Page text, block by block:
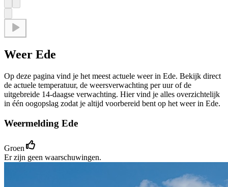
Weer Ede
Op deze pagina vind je het meest actuele weer in Ede. Bekijk direct
de actuele temperatuur, de weersverwachting per uur of de
uitgebreide 14-daagse verwachting. Hier vind je alles overzichtelijk
in één oogopslag zodat je altijd voorbereid bent op het weer in Ede.
Weermelding Ede
Groen
Er zijn geen waarschuwingen.